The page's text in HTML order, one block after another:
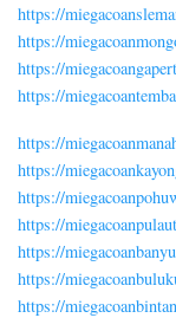
https://
https://
https://
https://
https://
https://
https://
https://
https://
https://
https://